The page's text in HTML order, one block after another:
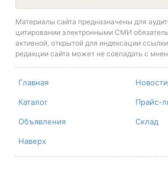
Материалы сайта предназначены для
цитировании электронными СМИ
активной, открытой для индексации
редакции сайта может не совпадать с
Главная Новости
Каталог Прайс-
Объявления Склад
Наверх